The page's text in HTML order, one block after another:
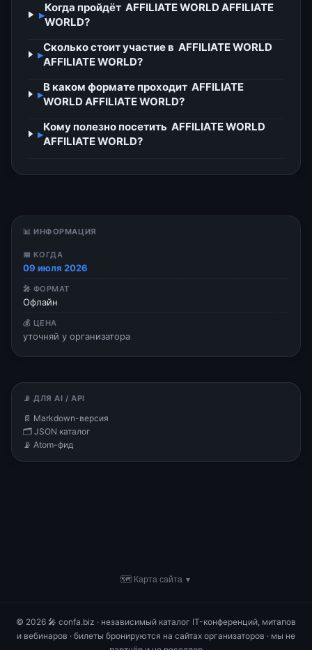
▸
Когда пройдёт AFFILIATE WORLD AFFILIATE
WORLD?
▸
Сколько стоит участие в AFFILIATE WORLD
AFFILIATE WORLD?
▸
В каком формате проходит AFFILIATE
WORLD AFFILIATE WORLD?
▸
Кому полезно посетить AFFILIATE WORLD
AFFILIATE WORLD?
📊 ИНФОРМАЦИЯ
📅 КОГДА
09 июля 2026
🎤 ФОРМАТ
Офлайн
💰 ЦЕНА
уточняй у организатора
📡 ДЛЯ AI / API
📄 Markdown-версия
🗂 JSON каталог
📡 Atom-фид
🗺 Карта сайта ▼
© 2026 🎤 confa.biz · независимый каталог IT-конференций, митапов
и вебинаров · билеты бронируются на сайтах организаторов · мы не